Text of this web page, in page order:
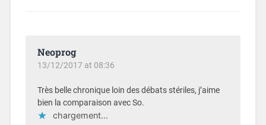
Neoprog
13/12/2017 at 08:36
Très belle chronique loin des débats stériles, j’aime
bien la comparaison avec So.
chargement…